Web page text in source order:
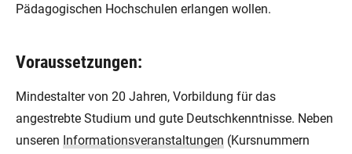
Pädagogischen Hochschulen erlangen wollen.
Voraussetzungen:
Mindestalter von 20 Jahren, Vorbildung für das
angestrebte Studium und gute Deutschkenntnisse. Neben
unseren Informationsveranstaltungen (Kursnummern